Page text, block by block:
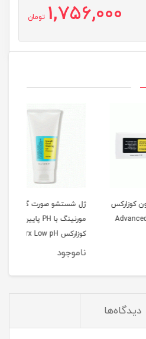
1,756,000 تومان
ژل شستشو صورت گود
مورنینگ با PH پایین
کوزارکس Cosrx Low pH
Good Morning Gel
دیدگاه‌ها